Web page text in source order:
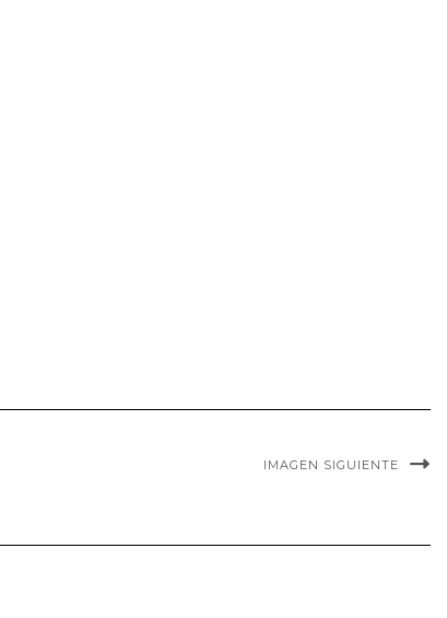
IMAGEN SIGUIENTE